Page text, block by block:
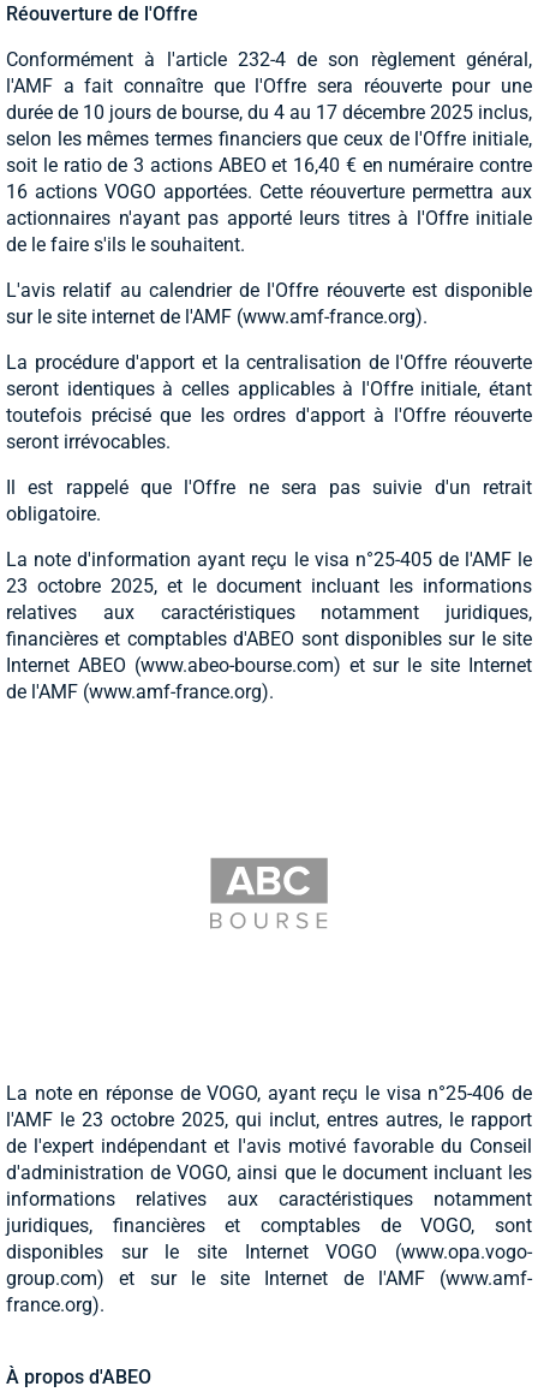
Réouverture de l'Offre
Conformément à l'article 232-4 de son règlement général,
l'AMF a fait connaître que l'Offre sera réouverte pour une
durée de 10 jours de bourse, du 4 au 17 décembre 2025 inclus,
selon les mêmes termes financiers que ceux de l'Offre initiale,
soit le ratio de 3 actions ABEO et 16,40 € en numéraire contre
16 actions VOGO apportées. Cette réouverture permettra aux
actionnaires n'ayant pas apporté leurs titres à l'Offre initiale
de le faire s'ils le souhaitent.
L'avis relatif au calendrier de l'Offre réouverte est disponible
sur le site internet de l'AMF (www.amf-france.org).
La procédure d'apport et la centralisation de l'Offre réouverte
seront identiques à celles applicables à l'Offre initiale, étant
toutefois précisé que les ordres d'apport à l'Offre réouverte
seront irrévocables.
Il est rappelé que l'Offre ne sera pas suivie d'un retrait
obligatoire.
La note d'information ayant reçu le visa n°25-405 de l'AMF le
23 octobre 2025, et le document incluant les informations
relatives aux caractéristiques notamment juridiques,
financières et comptables d'ABEO sont disponibles sur le site
Internet ABEO (www.abeo-bourse.com) et sur le site Internet
de l'AMF (www.amf-france.org).
La note en réponse de VOGO, ayant reçu le visa n°25-406 de
l'AMF le 23 octobre 2025, qui inclut, entres autres, le rapport
de l'expert indépendant et l'avis motivé favorable du Conseil
d'administration de VOGO, ainsi que le document incluant les
informations relatives aux caractéristiques notamment
juridiques, financières et comptables de VOGO, sont
disponibles sur le site Internet VOGO (www.opa.vogo-
group.com) et sur le site Internet de l'AMF (www.amf-
france.org).
À propos d'ABEO